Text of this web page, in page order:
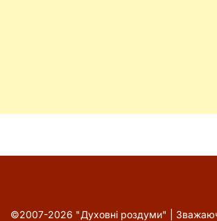
©2007-2026 "Духовні роздуми" |